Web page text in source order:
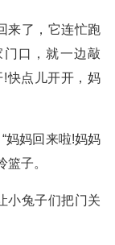
来了，它连忙跑
口，就一边敲
!快点儿开开，妈
妈妈回来啦!妈妈
子。
小兔子们把门关